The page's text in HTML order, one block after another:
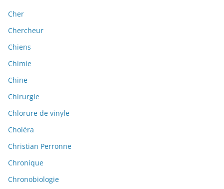
Cher
Chercheur
Chiens
Chimie
Chine
Chirurgie
Chlorure de vinyle
Choléra
Christian Perronne
Chronique
Chronobiologie